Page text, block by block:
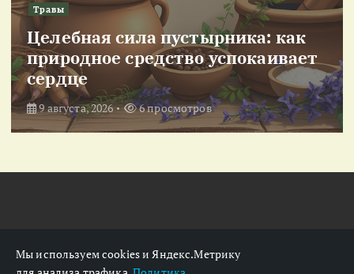
Травы
Целебная сила пустырника: как
природное средство успокаивает
сердце
9 августа, 2026 6 просмотров
Мы используем cookies и Яндекс.Метрику